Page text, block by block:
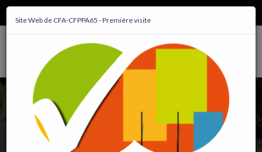
MENU
Site Web de CFA-CFPPA65 - Première visite
Votre accompagnement
est une de nos priorités